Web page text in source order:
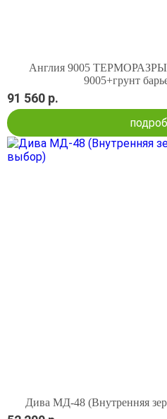
Англия 9005
9005+грунт
91 560 р.
Дива МД-48 (Внутренняя